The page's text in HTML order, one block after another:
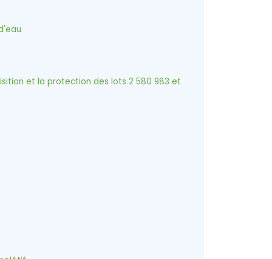
et la protection des lots 2 580 983 et